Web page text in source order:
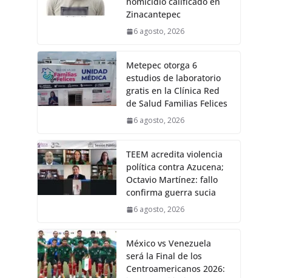
Zinacantepec
6 agosto, 2026
Metepec otorga 6
estudios de laboratorio
gratis en la Clínica Red
de Salud Familias Felices
6 agosto, 2026
TEEM acredita violencia
política contra Azucena;
Octavio Martínez: fallo
confirma guerra sucia
6 agosto, 2026
México vs Venezuela
será la Final de los
Centroamericanos 2026: